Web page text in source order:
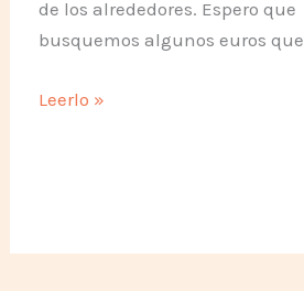
de los alrededores. Espero que
busquemos algunos euros que
Parque
Leerlo »